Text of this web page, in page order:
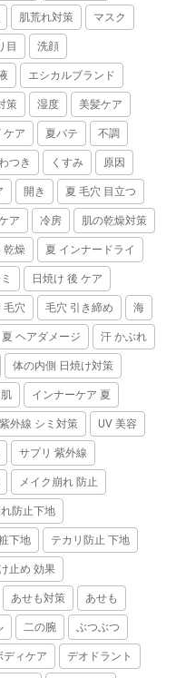
肌荒れ対策 マスク
目 洗顔
エシカルブランド
策 湿度 美髪ケア
ケア 夏バテ 不調
つき くすみ 原因
開き 夏 毛穴 目立つ
ア 冷房 肌の乾燥対策
乾燥 夏 インナードライ
日焼け 後 ケア
毛穴 毛穴 引き締め 海
夏 ヘアダメージ 汗 かぶれ
体の内側 日焼け対策
インナーケア 夏
紫外線 シミ対策 UV 美容
サプリ 紫外線
メイク崩れ 防止
防止下地
下地 テカリ防止 下地
止め 効果
あせも対策 あせも
二の腕 ぶつぶつ
ディケア デオドラント